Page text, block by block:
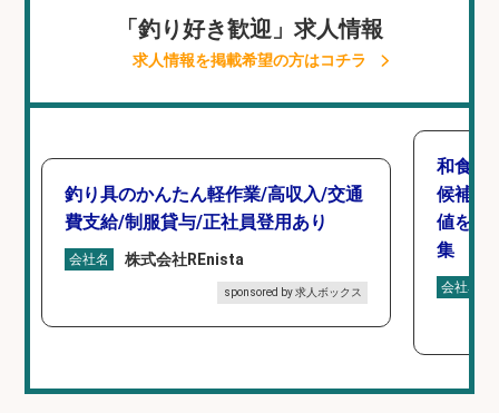
「釣り好き歓迎」求人情報
求人情報を掲載希望の方はコチラ
釣り具のかんたん軽作業/高収入/交通
費支給/制服貸与/正社員登用あり
会社名 株式会社REnista
sponsored by 求人ボックス
和食,
候補/
値を上
集
会社名